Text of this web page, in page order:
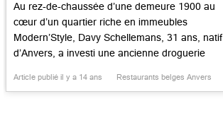
Au rez-de-chaussée d’une demeure 1900 au
cœur d’un quartier riche en immeubles
Modern’Style, Davy Schellemans, 31 ans, natif
d’Anvers, a investi une ancienne droguerie
fenêtre ouverte sur le dehors, un mobilier
Article publié il y a 14 ans Restaurants belges Anvers